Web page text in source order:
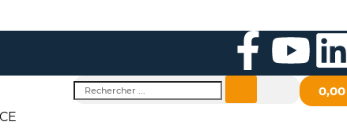
F
a
Y
o i
Rechercher